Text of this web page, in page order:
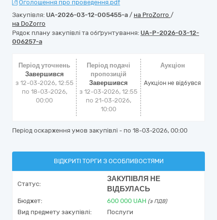
Оголошення про проведення.pdf
Закупівля: UA-2026-03-12-005455-a / на ProZorro /
на DoZorro
Рядок плану закупівлі та обґрунтування: UA-P-2026-03-12-
006257-a
Період уточнень
Завершився
з 12-03-2026, 12:55
по 18-03-2026,
00:00
Період подачі
пропозицій
Завершився
з 12-03-2026, 12:55
по 21-03-2026,
10:00
Аукціон
Аукціон не відбувся
Період оскарження умов закупівлі - по 18-03-2026, 00:00
ВІДКРИТІ ТОРГИ З ОСОБЛИВОСТЯМИ
Статус:
ЗАКУПІВЛЯ НЕ
ВІДБУЛАСЬ
Бюджет: 600 000 UAH (з ПДВ)
Вид предмету закупівлі:
Послуги